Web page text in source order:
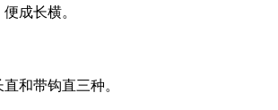
成长横。
和带钩直三种。